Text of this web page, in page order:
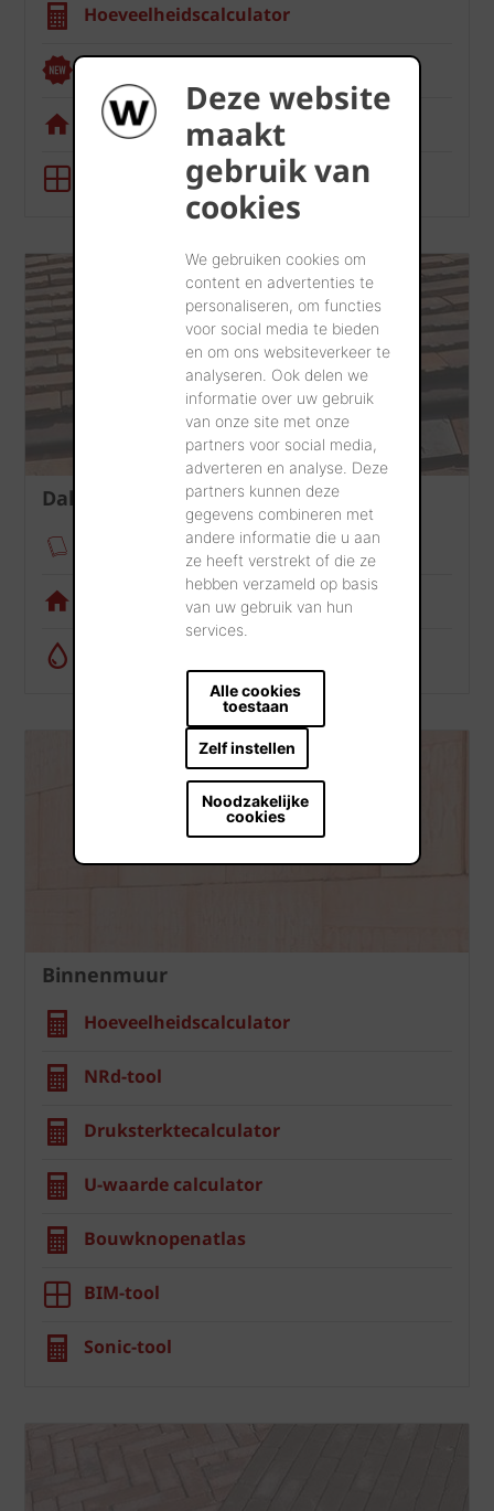
Deze website
maakt
gebruik van
cookies
We gebruiken cookies om
content en advertenties te
personaliseren, om functies
voor social media te bieden
en om ons websiteverkeer te
analyseren. Ook delen we
informatie over uw gebruik
van onze site met onze
partners voor social media,
adverteren en analyse. Deze
partners kunnen deze
gegevens combineren met
andere informatie die u aan
ze heeft verstrekt of die ze
hebben verzameld op basis
van uw gebruik van hun
services.
Alle cookies
toestaan
Zelf instellen
Noodzakelijke
cookies
Hoeveelheidscalculator
Visualisatietool
Dak
Verankeringsmodule
Visualisatietool
Binnenmuur
Hoeveelheidscalculator
NRd-tool
Druksterktecalculator
U-waarde calculator
Bouwknopenatlas
BIM-tool
Sonic-tool